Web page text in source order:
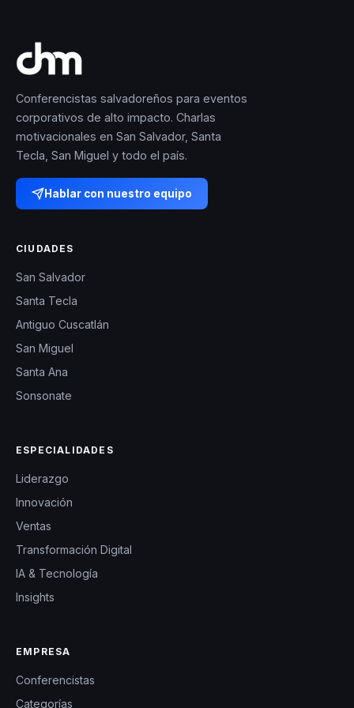
Conferencistas salvadoreños para eventos
corporativos de alto impacto. Charlas
motivacionales en San Salvador, Santa
Tecla, San Miguel y todo el país.
Hablar con nuestro equipo
CIUDADES
San Salvador
Santa Tecla
Antiguo Cuscatlán
San Miguel
Santa Ana
Sonsonate
ESPECIALIDADES
Liderazgo
Innovación
Ventas
Transformación Digital
IA & Tecnología
Insights
EMPRESA
Conferencistas
Categorías